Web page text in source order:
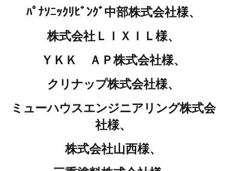
ﾊﾟﾅｿﾆｯｸﾘﾋﾞﾝｸﾞ中部株式会社様、
株式会社ＬＩＸＩＬ様、
ＹＫＫ ＡＰ株式会社様、
クリナップ株式会社様、
ミューハウスエンジニアリング株式会
社様、
株式会社山西様、